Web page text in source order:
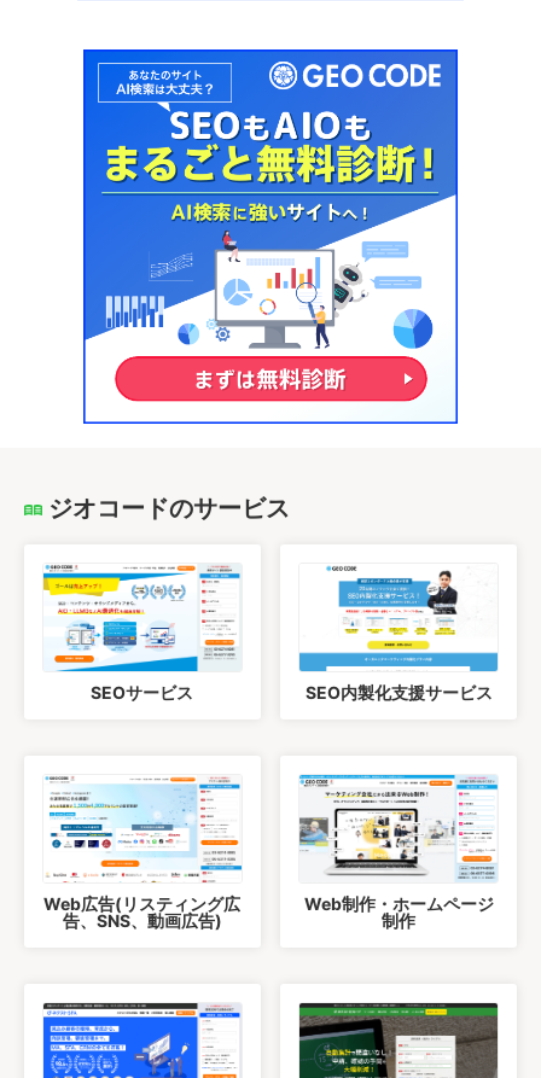
ジオコードのサービス
SEOサービス SEO内製化支援サービス
Web広告(リスティング広
告、SNS、動画広告)
Web制作・ホームページ
制作